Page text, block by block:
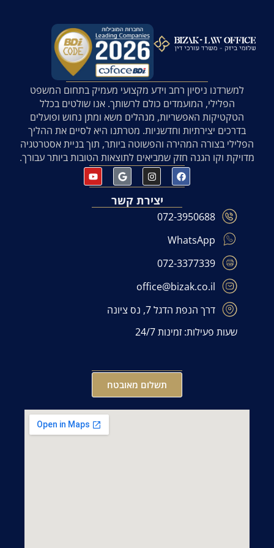
למשרדנו ניסיון רחב וידע מקצועי מעמיק בתחום המשפט
הפלילי, המועמדים כולם לרשותך. אנו שולטים בכלל
הטקטיקות האפשריות, מנהלים משא ומתן נחוש ופועלים
בדרכים יצירתיות וחדשניות. מטרתנו היא לסיים את ההליך
הפלילי בצורה המהירה והפשוטה ביותר, תוך בניית אסטרטגיה
מדויקת וקו הגנה חזק שמביאים לתוצאות הטובות ביותר עבורך.
יצירת קשר
072-3950688
WhatsApp
072-3377339
office@bizak.co.il
דרך הנפת הדגל 7, נס ציונה
שעות פעילות: זמינות 24/7
תשלום מאובטח